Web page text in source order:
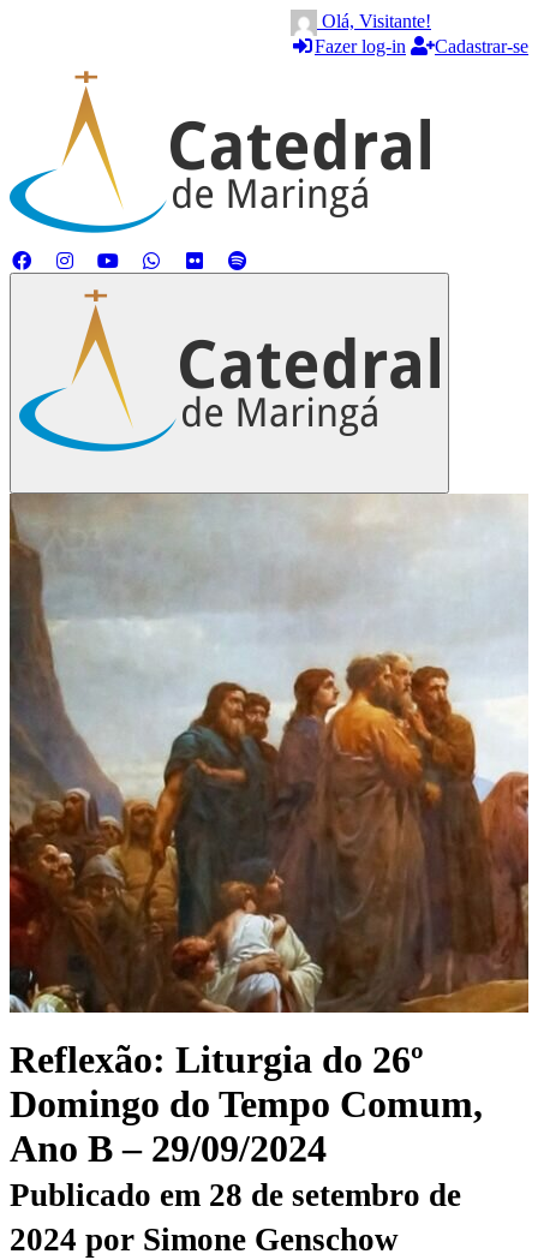
Olá, Visitante!
Fazer log-in
Cadastrar-se
Reflexão: Liturgia do 26º
Domingo do Tempo Comum,
Ano B – 29/09/2024
Publicado em 28 de setembro de
2024 por Simone Genschow